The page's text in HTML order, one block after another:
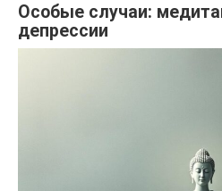
Особые случаи:
депрессии